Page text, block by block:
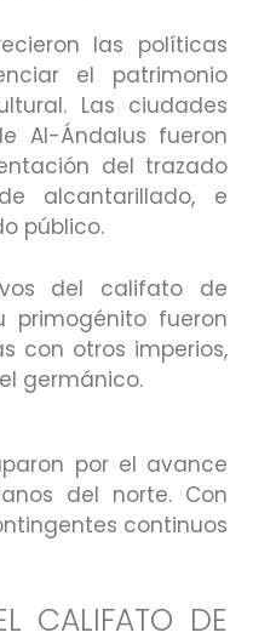
las políticas
el patrimonio
Las ciudades
Al-Ándalus fueron
del trazado
alcantarillado, e
público.
del califato de
primogénito fueron
con otros imperios,
germánico.
por el avance
del norte. Con
continuos
CALIFATO DE